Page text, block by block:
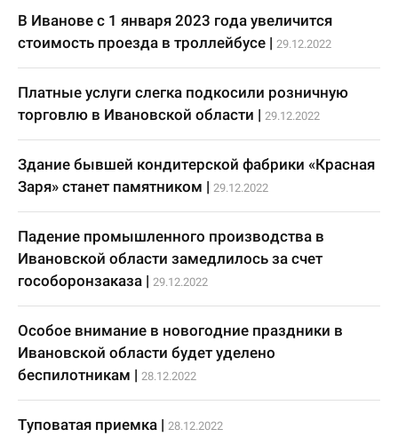
В Иванове с 1 января 2023 года увеличится
стоимость проезда в троллейбусе | 29.12.2022
Платные услуги слегка подкосили розничную
торговлю в Ивановской области | 29.12.2022
Здание бывшей кондитерской фабрики «Красная
Заря» станет памятником | 29.12.2022
Падение промышленного производства в
Ивановской области замедлилось за счет
гособоронзаказа | 29.12.2022
Особое внимание в новогодние праздники в
Ивановской области будет уделено
беспилотникам | 28.12.2022
Туповатая приемка | 28.12.2022